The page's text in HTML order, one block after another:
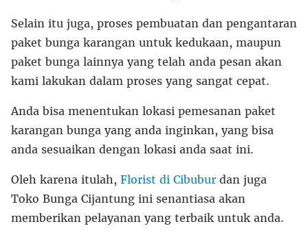
Selain itu juga, proses pembuatan dan pengantaran
paket bunga karangan untuk kedukaan, maupun
paket bunga lainnya yang telah anda pesan akan
kami lakukan dalam proses yang sangat cepat.
Anda bisa menentukan lokasi pemesanan paket
karangan bunga yang anda inginkan, yang bisa
anda sesuaikan dengan lokasi anda saat ini.
Oleh karena itulah, Florist di Cibubur dan juga
Toko Bunga Cijantung ini senantiasa akan
memberikan pelayanan yang terbaik untuk anda.